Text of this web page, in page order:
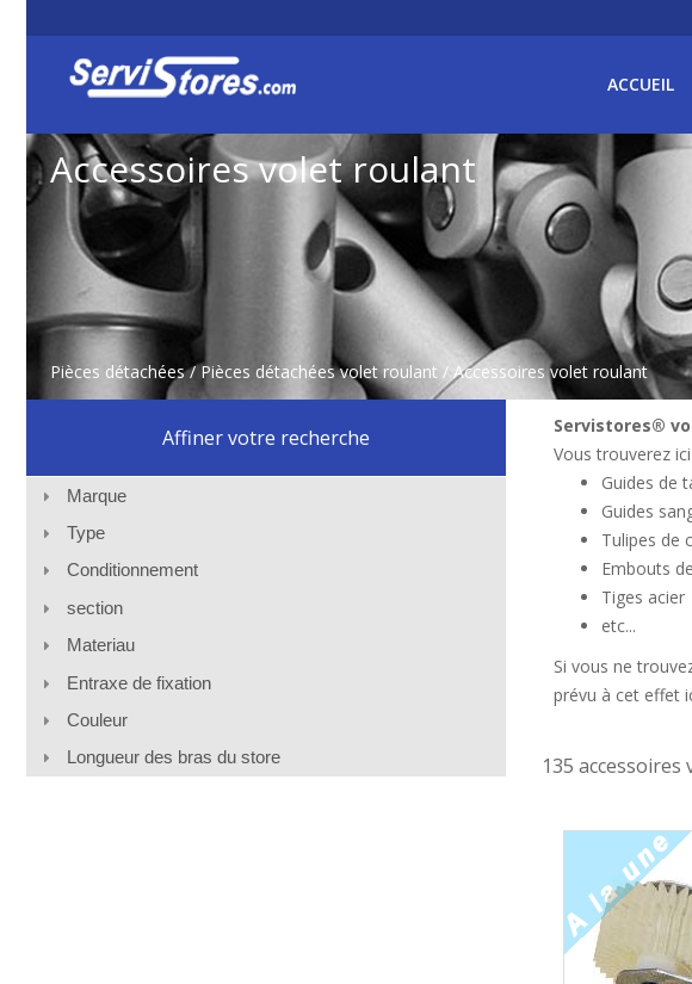
ACCUEIL
Accessoires volet roulant
Pièces détachées /Pièces détachées volet roulant / Accessoires volet roulant
Affiner votre recherche
Marque
Type
Conditionnement
section
Materiau
Entraxe de fixation
Couleur
Longueur des bras du store
Servistores®
Vous trouverez
Guides de
Guides
Tulipes de
Embouts
Tiges acier
etc...
Si vous ne
prévu à cet effet
135